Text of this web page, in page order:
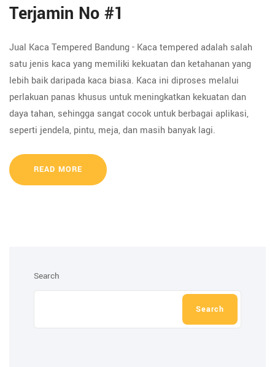
Terjamin No #1
Jual Kaca Tempered Bandung - Kaca tempered adalah salah
satu jenis kaca yang memiliki kekuatan dan ketahanan yang
lebih baik daripada kaca biasa. Kaca ini diproses melalui
perlakuan panas khusus untuk meningkatkan kekuatan dan
daya tahan, sehingga sangat cocok untuk berbagai aplikasi,
seperti jendela, pintu, meja, dan masih banyak lagi.
READ MORE
Search
Search